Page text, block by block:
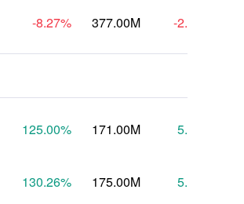
-8.27% 377.00M -2.27
125.00% 171.00M 5.93
130.26% 175.00M 5.04